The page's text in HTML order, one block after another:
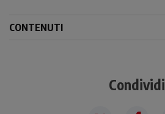
CONTENUTI
Condividi